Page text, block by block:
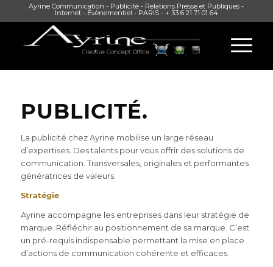
Ayrine Communication - Publicité - Relations Presse et Publiques -
Internet - Évènementiel - PARIS - + 33 6 21 71 01 64
PUBLICITÉ.
La publicité chez Ayrine mobilise un large réseau
d’expertises. Des talents pour vous offrir des solutions de
communication. Transversales, originales et performantes
génératrices de valeurs.
Stratégie
Ayrine accompagne les entreprises dans leur stratégie de
marque. Réfléchir au positionnement de sa marque. C’est
un pré-requis indispensable permettant la mise en place
d’actions de communication cohérente et efficaces.